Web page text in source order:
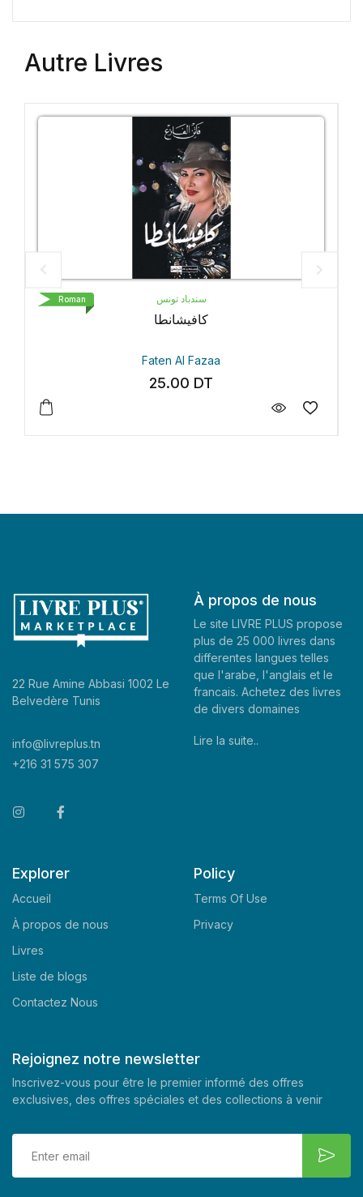
Autre Livres
سندباد تونس
كافيشانطا
Faten Al Fazaa
22 Rue Amine Abbasi 1002 Le
Belvedère Tunis
info@livreplus.tn
+216 31 575 307
À propos de nous
Le site LIVRE PLUS propose
plus de 25 000 livres dans
differentes langues telles
que l'arabe, l'anglais et le
francais. Achetez des livres
de divers domaines
Lire la suite..
Explorer
Accueil
À propos de nous
Livres
Liste de blogs
Contactez Nous
Policy
Terms Of Use
Privacy
Rejoignez notre newsletter
Inscrivez-vous pour être le premier informé des offres
exclusives, des offres spéciales et des collections à venir